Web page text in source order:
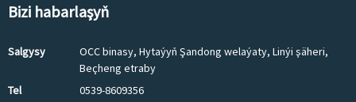
Bizi habarlaşyň
Salgysy
OCC binasy, Hytaýyň Şandong welaýaty, Linýi şäheri,
Beçheng etraby
Tel
0539-8609356